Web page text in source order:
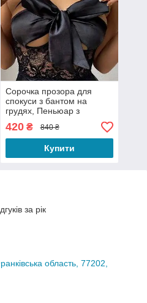
Сорочка прозора для
спокуси з бантом на
грудях, Пеньюар з
пеньюар-сорочка
420₴ 840 ₴
Купити
за рік
область, 77202,